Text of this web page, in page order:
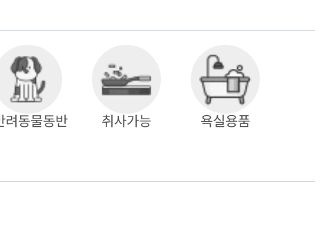
려동물동반 취사가능 욕실용품